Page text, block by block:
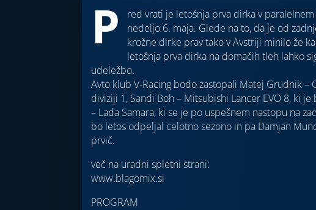
P
red vrati je letošnja prva dirka v
nedeljo 6. maja. Glede na to, da je od
krožne dirke prav tako v Avstriji minilo že
letošnja prva dirka na domačih tleh lahko
udeležbo.
Avto klub V-Racing bodo zastopali Matej Grudnik –
diviziji 1, Sandi Boh – Mitsubishi Lancer EVO 8, ki
– Lada Samara, ki se je po uspešnem nastopu na
bo letos odpeljal celotno sezono in pa Damjan
prvič.
več na uradni spletni strani:
www.blagomix.si
PROGRAM